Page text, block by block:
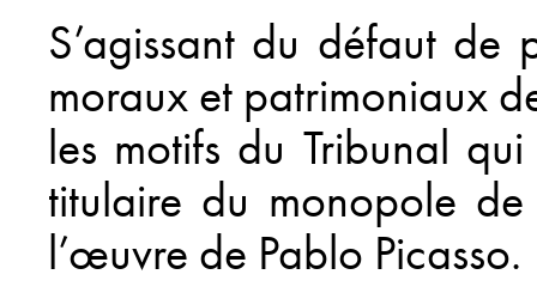
S’agissant du défaut
moraux et patrimoniaux
les motifs du Tribunal
titulaire du monopole
l’œuvre de Pablo Picasso.